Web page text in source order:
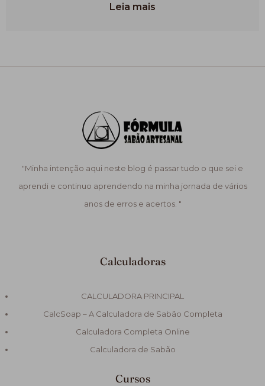
Leia mais
"Minha intenção aqui neste blog é passar tudo o que sei e
aprendi e continuo aprendendo na minha jornada de vários
anos de erros e acertos. "
Calculadoras
CALCULADORA PRINCIPAL
CalcSoap – A Calculadora de Sabão Completa
Calculadora Completa Online
Calculadora de Sabão
Cursos